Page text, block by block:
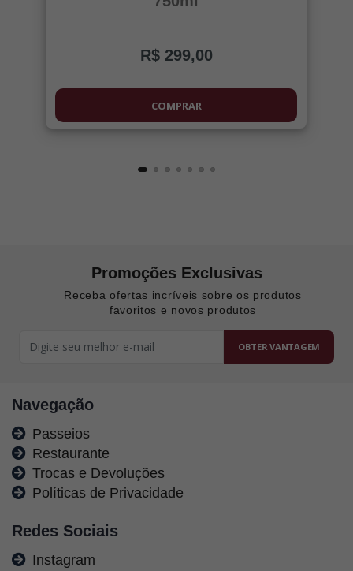
R$ 299,00
COMPRAR
Promoções Exclusivas
Receba ofertas incríveis sobre os produtos
favoritos e novos produtos
OBTER VANTAGEM
Navegação
Passeios
Restaurante
Trocas e Devoluções
Políticas de Privacidade
Redes Sociais
Instagram